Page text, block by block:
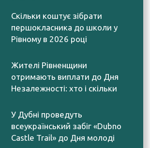
Скільки коштує зібрати
першокласника до школи у
Рівному в 2026 році
Жителі Рівненщини
отримають виплати до Дня
Незалежності: хто і скільки
У Дубні проведуть
всеукраїнський забіг «Dubno
Castle Trail» до Дня молоді